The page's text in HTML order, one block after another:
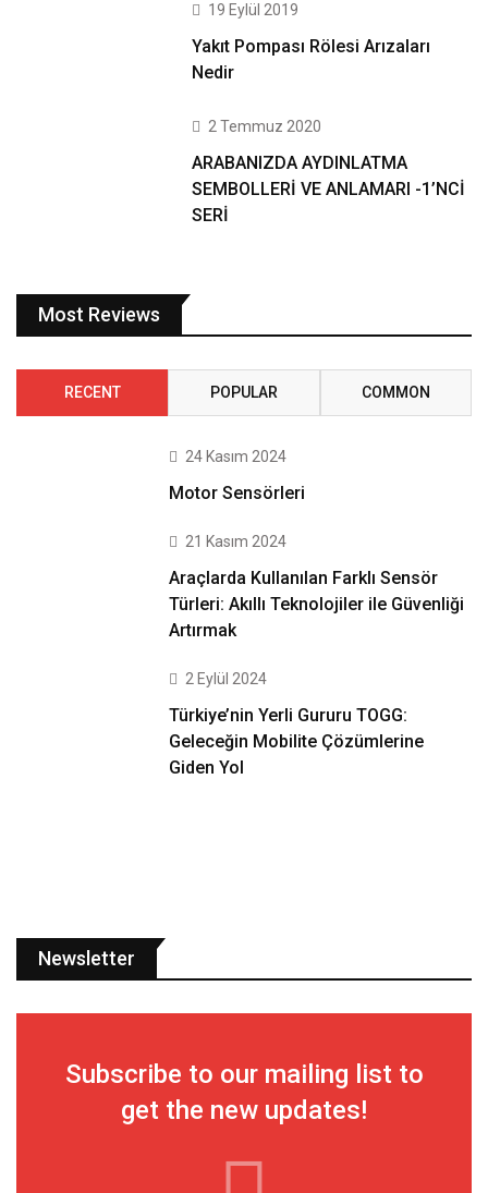
19 Eylül 2019
Yakıt Pompası Rölesi Arızaları
Nedir
2 Temmuz 2020
ARABANIZDA AYDINLATMA
SEMBOLLERİ VE ANLAMARI -1’NCİ
SERİ
Most Reviews
RECENT POPULAR COMMON
24 Kasım 2024
Motor Sensörleri
21 Kasım 2024
Araçlarda Kullanılan Farklı Sensör
Türleri: Akıllı Teknolojiler ile Güvenliği
Artırmak
2 Eylül 2024
Türkiye’nin Yerli Gururu TOGG:
Geleceğin Mobilite Çözümlerine
Giden Yol
Newsletter
Subscribe to our mailing list to
get the new updates!